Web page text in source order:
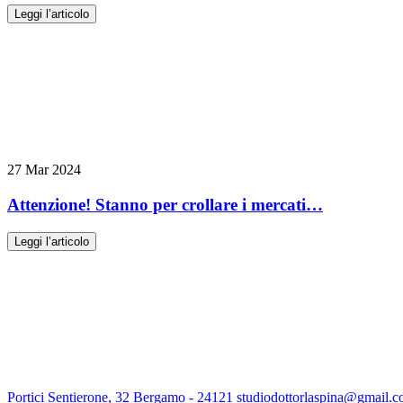
Leggi l’articolo
27 Mar 2024
Attenzione! Stanno per crollare i mercati…
Leggi l’articolo
Portici Sentierone, 32 Bergamo - 24121